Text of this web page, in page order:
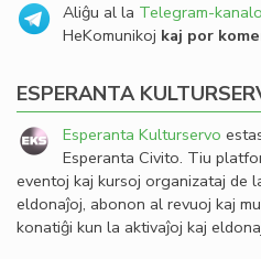
Aliĝu al la Telegram-kanalo
HeKomunikoj kaj por
ESPERANTA
Esperanta Kulturservo
Esperanta Civito. Tiu
eventoj kaj kursoj organizataj de
eldonaĵoj, abonon al revuoj kaj
konatiĝi kun la aktivaĵoj kaj